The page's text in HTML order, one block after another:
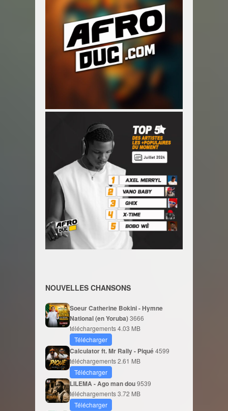
NOUVELLES CHANSONS
Soeur Catherine Bokini - Hymne
National (en Yoruba)3666
téléchargements4.03 MB
Télécharger
Calculator ft. Mr Rally - Piqué4599
téléchargements2.61 MB
Télécharger
LILEMA - Ago man dou9539
téléchargements3.72 MB
Télécharger